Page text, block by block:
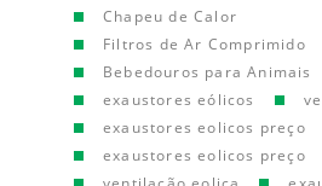
Chapeu de Calor
Filtros de Ar Comprimido
Bebedouros para Animais
exaustores eólicos
exaustores eolicos preço
exaustores eolicos preço